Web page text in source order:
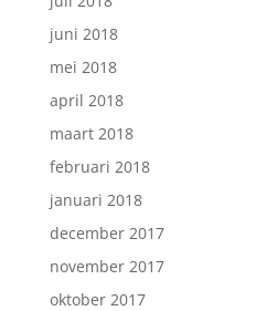
juni 2018
mei 2018
april 2018
maart 2018
februari 2018
januari 2018
december 2017
november 2017
oktober 2017